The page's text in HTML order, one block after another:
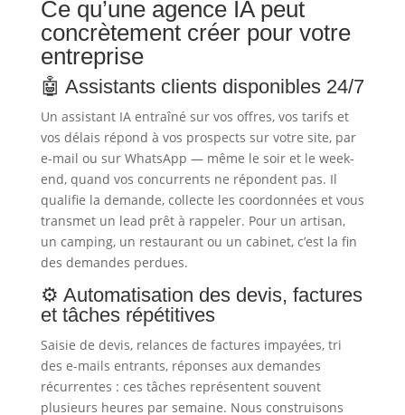
Ce qu’une agence IA peut
concrètement créer pour votre
entreprise
🤖 Assistants clients disponibles 24/7
Un assistant IA entraîné sur vos offres, vos tarifs et
vos délais répond à vos prospects sur votre site, par
e-mail ou sur WhatsApp — même le soir et le week-
end, quand vos concurrents ne répondent pas. Il
qualifie la demande, collecte les coordonnées et vous
transmet un lead prêt à rappeler. Pour un artisan,
un camping, un restaurant ou un cabinet, c’est la fin
des demandes perdues.
⚙️ Automatisation des devis, factures
et tâches répétitives
Saisie de devis, relances de factures impayées, tri
des e-mails entrants, réponses aux demandes
récurrentes : ces tâches représentent souvent
plusieurs heures par semaine. Nous construisons